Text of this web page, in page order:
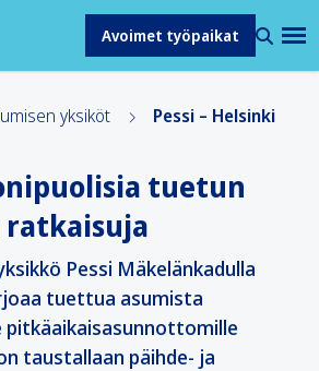
Avoimet työpaikat
yksiköt Pessi – Helsinki
tuetun
ratkaisuja
Pessi Mäkelänkadulla
tuettua asumista
pitkäaikaisasunnottomille
taustallaan päihde- ja